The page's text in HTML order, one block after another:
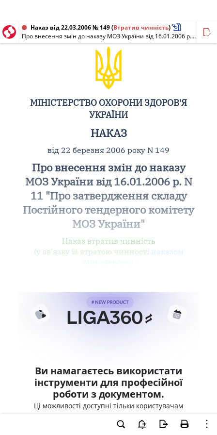
Наказ від 22.03.2006 № 149(Втратив чинність)
Про внесення змін до наказу МОЗ України від 16.01.2006 р. N 11 "Про затвердження складу Постійного тендерного комітету МОЗ України"
МІНІСТЕРСТВО ОХОРОНИ ЗДОРОВ'Я
УКРАЇНИ
НАКАЗ
від 22 березня 2006 року N 149
Про внесення змін до наказу
МОЗ України від 16.01.2006 р. N
11 "Про затвердження складу
Постійного тендерного комітету
МОЗ України"
Наказ втратив чинність
(у зв'язку із втратою чинності наказом
Ви намагаєтесь використати
інструменти для професійної
роботи з документом.
Ці можливості доступні тільки користувачам
LIGA360. Залишайте заявку та отримайте
доступ для професійної роботи прямо зараз.